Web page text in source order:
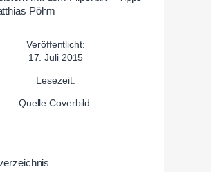
Veröffentlicht:
17. Juli 2015
Lesezeit:
Quelle Coverbild: